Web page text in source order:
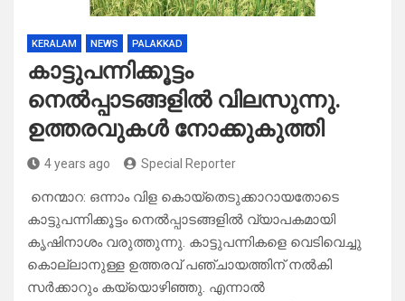
KERALAM NEWS PALAKKAD
കാട്ടുപന്നിക്കൂട്ടം
നെൽപ്പാടങ്ങളിൽ വിലസുന്നു.
ഉത്തരവുകൾ നോക്കുകുത്തി
4 years ago Special Reporter
നെന്മാറ: ഒന്നാം വിള കൊയ്തെടുക്കാറായതോടെ
കാട്ടുപന്നിക്കൂട്ടം നെൽപ്പാടങ്ങളിൽ വ്യാപകമായി
കൃഷിനാശം വരുത്തുന്നു. കാട്ടുപന്നികളെ വെടിവെച്ചു
കൊല്ലാനുള്ള ഉത്തരവ് പഞ്ചായത്തിന് നൽകി
സർക്കാറും കയ്യൊഴിഞ്ഞു. എന്നാൽ